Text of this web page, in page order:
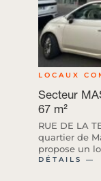
LOCAUX
Secteur
67 m²
RUE DE LA
quartier de
propose un
DÉTAILS ―